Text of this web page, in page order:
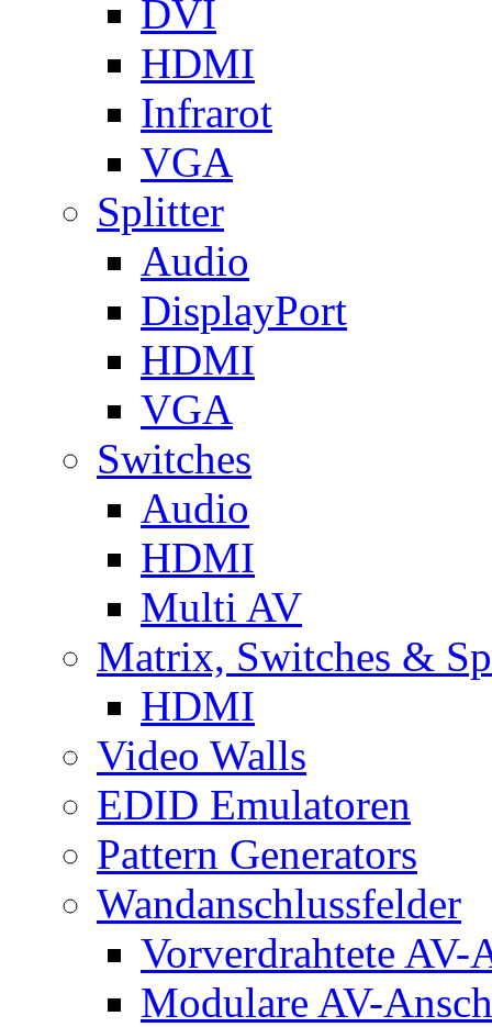
DVI
HDMI
Infrarot
VGA
Splitter
Audio
DisplayPort
HDMI
VGA
Switches
Audio
HDMI
Multi AV
Matrix, Switches &
HDMI
Video Walls
EDID Emulatoren
Pattern Generators
Wandanschlussfelder
Vorverdrahtete AV-
Modulare AV-